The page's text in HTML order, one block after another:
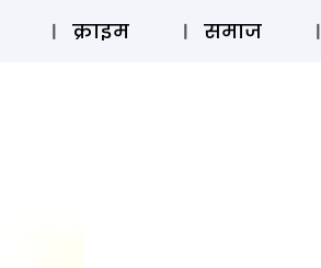
ऑडियो स्टोरी लॉग इन
क्राइम समाज